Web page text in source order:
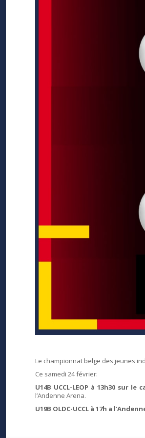
Le championnat belge des jeunes
Ce samedi 24 février:
U14B UCCL-LEOP à 13h30 sur le
l’Andenne Arena.
U19B OLDC-UCCL à 17h a